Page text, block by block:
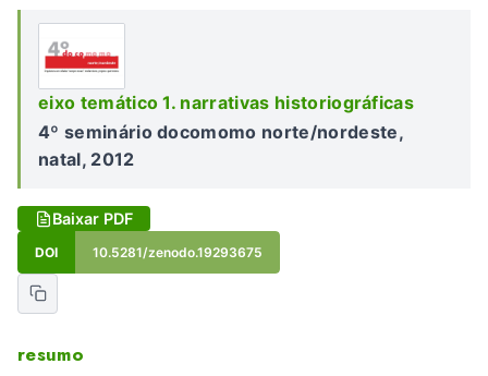
eixo temático 1. narrativas historiográficas
4º seminário docomomo norte/nordeste,
natal, 2012
Baixar PDF
DOI 10.5281/zenodo.19293675
resumo